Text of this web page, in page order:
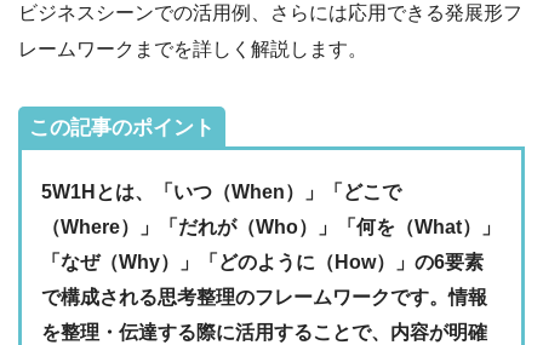
ビジネスシーンでの活用例、さらには応用できる発展形フ
レームワークまでを詳しく解説します。
この記事のポイント
5W1Hとは、「いつ（When）」「どこで
（Where）」「だれが（Who）」「何を（What）」
「なぜ（Why）」「どのように（How）」の6要素
で構成される思考整理のフレームワークです。情報
を整理・伝達する際に活用することで、内容が明確